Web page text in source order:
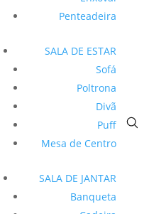
Penteadeira
SALA DE ESTAR
Sofá
Poltrona
Divã
Puff
Mesa de Centro
SALA DE JANTAR
Banqueta